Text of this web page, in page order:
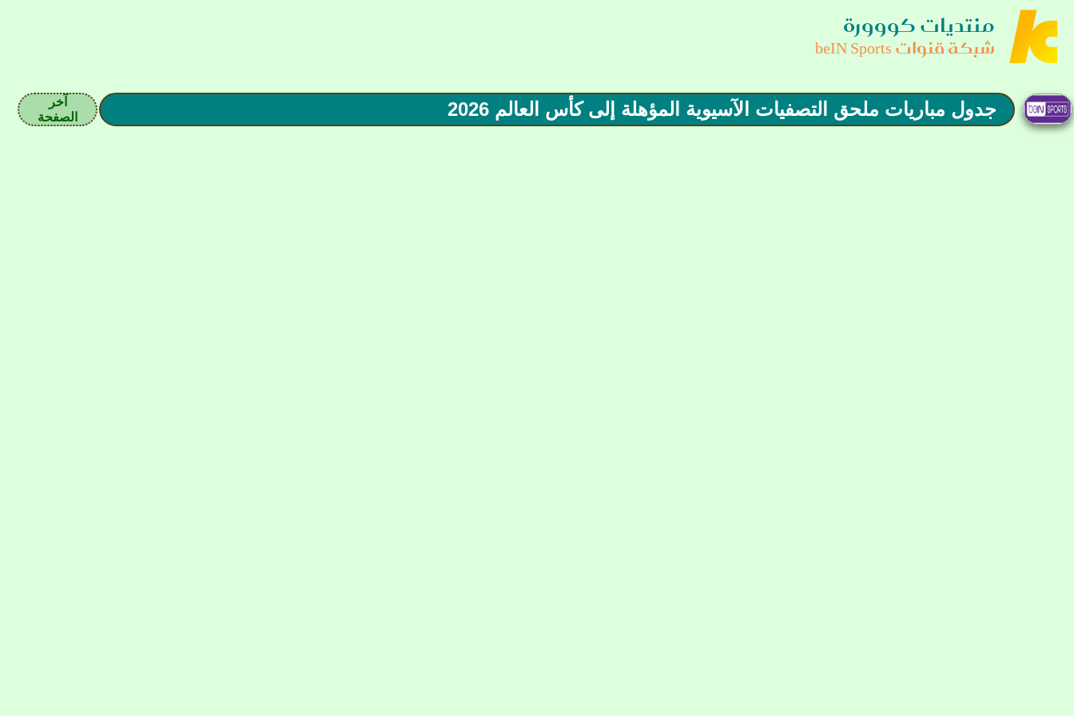
منتديات كووورة
شبكة قنوات beIN Sports
جدول مباريات ملحق التصفيات الآسيوية المؤهلة إلى كأس العالم 2026
آخر
الصفحة